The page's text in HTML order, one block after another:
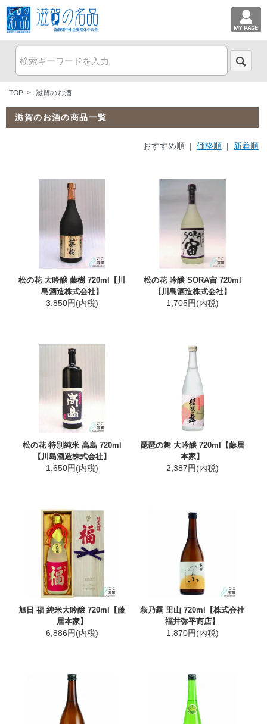
TOP > 滋賀のお酒
滋賀のお酒の商品一覧
おすすめ順 | 価格順| 新着順
松の花 大吟醸 藤樹 720ml【川
島酒造株式会社】
3,850円(内税)
松の花 吟醸 SORA宙 720ml
【川島酒造株式会社】
1,705円(内税)
松の花 特別純米 高島 720ml
【川島酒造株式会社】
1,650円(内税)
琵琶の舞 大吟醸 720ml【藤居
本家】
2,387円(内税)
旭日 福 純米大吟醸 720ml【藤
居本家】
6,886円(内税)
萩乃露 里山 720ml【株式会社
福井弥平商店】
1,870円(内税)